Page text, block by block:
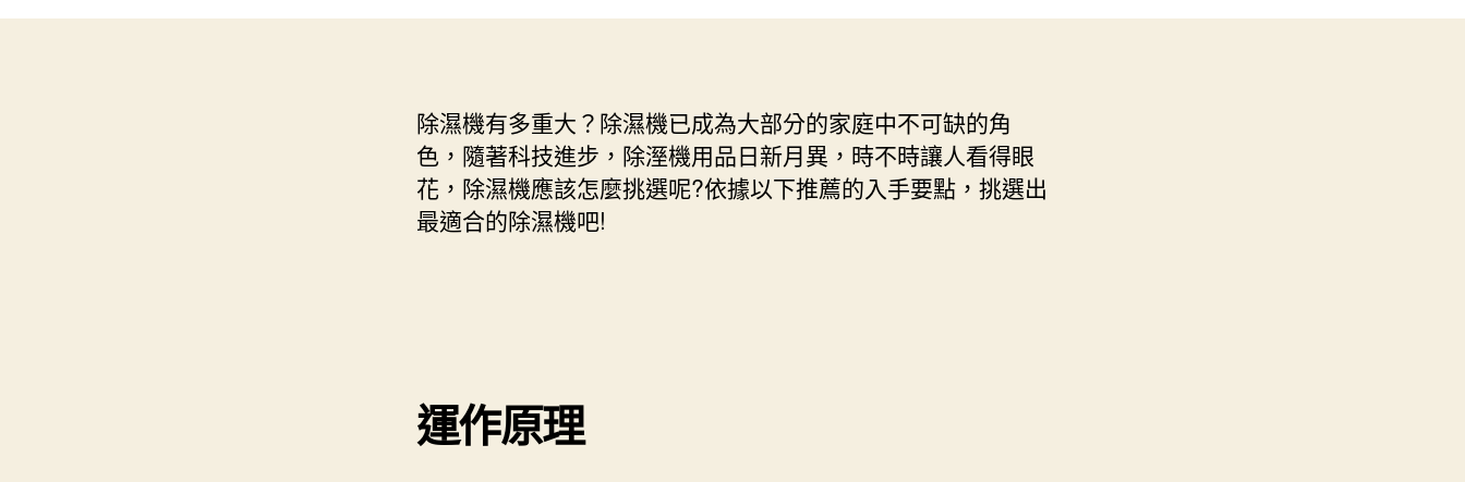
日
除濕機有多重大？除濕機已成為大部分的家庭中不可缺的角
色，隨著科技進步，除溼機用品日新月異，時不時讓人看得眼
花，除濕機應該怎麼挑選呢?依據以下推薦的入手要點，挑選出
最適合的除濕機吧!
運作原理